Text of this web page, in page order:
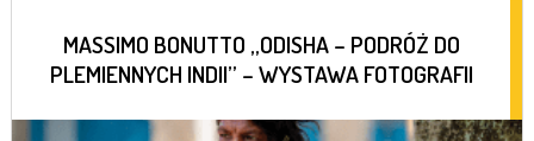
MASSIMO BONUTTO „ODISHA – PODRÓŻ DO
PLEMIENNYCH INDII” – WYSTAWA FOTOGRAFII